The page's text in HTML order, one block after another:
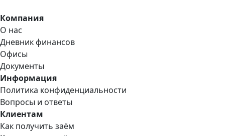
Компания
О нас
Дневник финансов
Офисы
Документы
Информация
Политика конфиденциальности
Вопросы и ответы
Клиентам
Как получить заём